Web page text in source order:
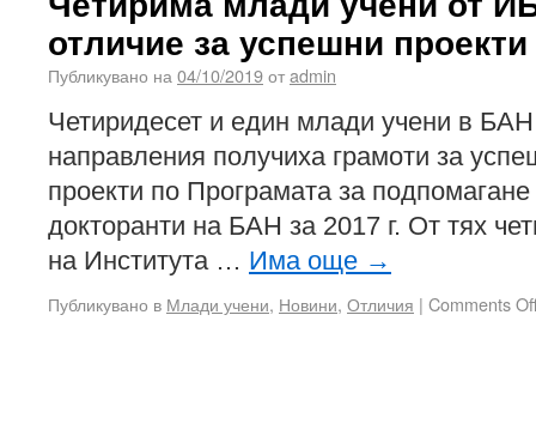
отличие за успешни проекти
Публикувано на 04/10/2019отadmin
Четиридесет и един млади учени в БАН
направления получиха грамоти за
проекти по Програмата за
докторанти на БАН за 2017 г. От тях
на Института … Има още →
Публикувано в Млади учени, Новини, Отличия | Comments